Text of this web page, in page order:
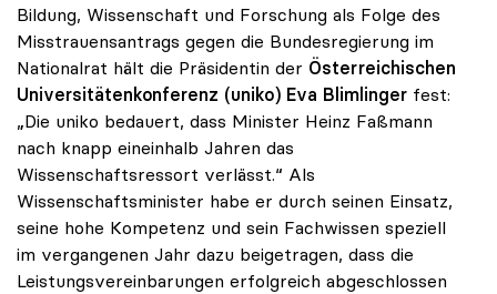
Bildung, Wissenschaft und Forschung als Folge des
Misstrauensantrags gegen die Bundesregierung im
Nationalrat hält die Präsidentin der Österreichischen
Universitätenkonferenz (uniko) Eva Blimlinger fest:
„Die uniko bedauert, dass Minister Heinz Faßmann
nach knapp eineinhalb Jahren das
Wissenschaftsressort verlässt.“ Als
Wissenschaftsminister habe er durch seinen Einsatz,
seine hohe Kompetenz und sein Fachwissen speziell
im vergangenen Jahr dazu beigetragen, dass die
Leistungsvereinbarungen erfolgreich abgeschlossen